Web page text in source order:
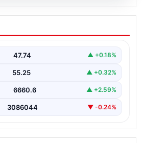
platformu İle Çevrim içi
Adresi Ve Muhabbet
güvenli bir şekilde iletişim
47.74 ▲ +0.18%
55.25 ▲ +0.32%
6660.6 ▲ +2.59%
3086044 ▼ -0.24%